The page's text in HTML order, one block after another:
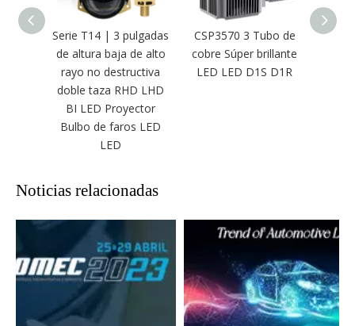
Serie T14 | 3 pulgadas
de altura baja de alto
rayo no destructiva
doble taza RHD LHD
BI LED Proyector
Bulbo de faros LED
LED
CSP3570 3 Tubo de
cobre Súper brillante
LED LED D1S D1R
1: 1
Noticias relacionadas